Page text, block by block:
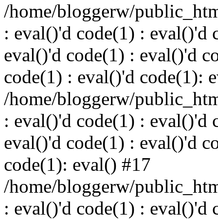
/home/bloggerw/
: eval()'d code(1) : eval()'d
eval()'d code(1) : eval()'d
code(1) : eval()'d code(1):
/home/bloggerw/
: eval()'d code(1) : eval()'d
eval()'d code(1) : eval()'d
code(1): eval() #17
/home/bloggerw/
: eval()'d code(1) : eval()'d